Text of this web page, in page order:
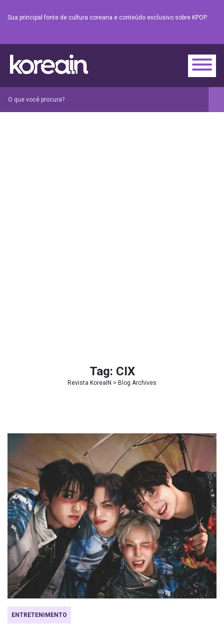
Sua principal fonte de cultura coreana e conteúdo exclusivo sobre KPOP.
Tag: CIX
Revista KoreaIN > Blog Archives
ENTRETENIMENTO